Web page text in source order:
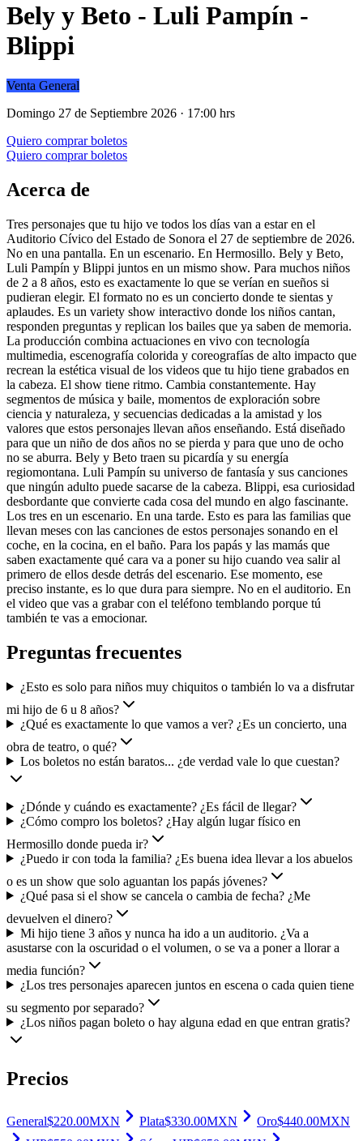
Bely y Beto - Luli Pampín -
Blippi
Venta General
Domingo 27 de Septiembre 2026 · 17:00 hrs
Quiero comprar boletos
Quiero comprar boletos
Acerca de
Tres personajes que tu hijo ve todos los días van a estar en el
Auditorio Cívico del Estado de Sonora el 27 de septiembre de 2026.
No en una pantalla. En un escenario. En Hermosillo. Bely y Beto,
Luli Pampín y Blippi juntos en un mismo show. Para muchos niños
de 2 a 8 años, esto es exactamente lo que se verían en sueños si
pudieran elegir. El formato no es un concierto donde te sientas y
aplaudes. Es un variety show interactivo donde los niños cantan,
responden preguntas y replican los bailes que ya saben de memoria.
La producción combina actuaciones en vivo con tecnología
multimedia, escenografía colorida y coreografías de alto impacto que
recrean la estética visual de los videos que tu hijo tiene grabados en
la cabeza. El show tiene ritmo. Cambia constantemente. Hay
segmentos de música y baile, momentos de exploración sobre
ciencia y naturaleza, y secuencias dedicadas a la amistad y los
valores que estos personajes llevan años enseñando. Está diseñado
para que un niño de dos años no se pierda y para que uno de ocho
no se aburra. Bely y Beto traen su picardía y su energía
regiomontana. Luli Pampín su universo de fantasía y sus canciones
que ningún adulto puede sacarse de la cabeza. Blippi, esa curiosidad
desbordante que convierte cada cosa del mundo en algo fascinante.
Los tres en un escenario. En una tarde. Esto es para las familias que
llevan meses con las canciones de estos personajes sonando en el
coche, en la cocina, en el baño. Para los papás y las mamás que
saben exactamente qué cara va a poner su hijo cuando vea salir al
primero de ellos desde detrás del escenario. Ese momento, ese
preciso instante, es lo que dura para siempre. No en el auditorio. En
el video que vas a grabar con el teléfono temblando porque tú
también te vas a emocionar.
Preguntas frecuentes
¿Esto es solo para niños muy chiquitos o también lo va a disfrutar
mi hijo de 6 u 8 años?
¿Qué es exactamente lo que vamos a ver? ¿Es un concierto, una
obra de teatro, o qué?
Los boletos no están baratos... ¿de verdad vale lo que cuestan?
¿Dónde y cuándo es exactamente? ¿Es fácil de llegar?
¿Cómo compro los boletos? ¿Hay algún lugar físico en
Hermosillo donde pueda ir?
¿Puedo ir con toda la familia? ¿Es buena idea llevar a los abuelos
o es un show que solo aguantan los papás jóvenes?
¿Qué pasa si el show se cancela o cambia de fecha? ¿Me
devuelven el dinero?
Mi hijo tiene 3 años y nunca ha ido a un auditorio. ¿Va a
asustarse con la oscuridad o el volumen, o se va a poner a llorar a
media función?
¿Los tres personajes aparecen juntos en escena o cada quien tiene
su segmento por separado?
¿Los niños pagan boleto o hay alguna edad en que entran gratis?
Precios
General$220.00MXN Plata$330.00MXN Oro$440.00MXN